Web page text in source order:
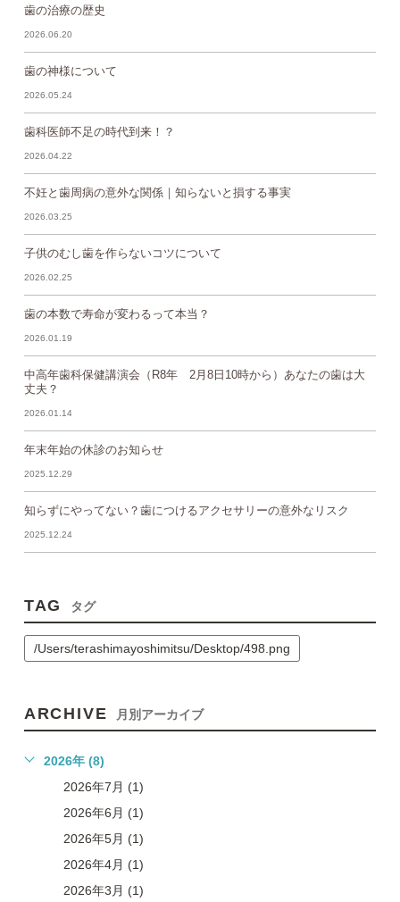
歯の治療の歴史
2026.06.20
歯の神様について
2026.05.24
歯科医師不足の時代到来！？
2026.04.22
不妊と歯周病の意外な関係｜知らないと損する事実
2026.03.25
子供のむし歯を作らないコツについて
2026.02.25
歯の本数で寿命が変わるって本当？
2026.01.19
中高年歯科保健講演会（R8年 2月8日10時から）あなたの歯は大
丈夫？
2026.01.14
年末年始の休診のお知らせ
2025.12.29
知らずにやってない？歯につけるアクセサリーの意外なリスク
2025.12.24
TAG タグ
/Users/terashimayoshimitsu/Desktop/498.png
ARCHIVE 月別アーカイブ
2026年 (8)
2026年7月 (1)
2026年6月 (1)
2026年5月 (1)
2026年4月 (1)
2026年3月 (1)